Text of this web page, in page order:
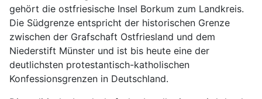
gehört die ostfriesische Insel Borkum zum Landkreis.
Die Südgrenze entspricht der historischen Grenze
zwischen der Grafschaft Ostfriesland und dem
Niederstift Münster und ist bis heute eine der
deutlichsten protestantisch-katholischen
Konfessionsgrenzen in Deutschland.